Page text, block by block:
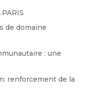
de domaine
: une
renforcement de la